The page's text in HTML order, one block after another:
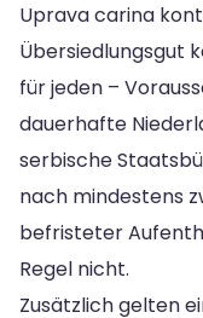
Uprava carina
Übersiedlungsgut
für jeden –
dauerhafte
serbische
nach mindestens
befristeter
Regel nicht.
Zusätzlich gelten